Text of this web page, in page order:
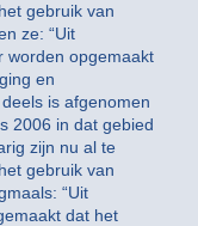
gebruik van
ze: “Uit
worden opgemaakt
en
is afgenomen
2006 in dat gebied
zijn nu al te
gebruik van
“Uit
dat het